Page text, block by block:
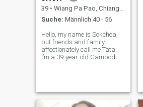
39 • Wiang Pa Pao, Chiang Rai, Thailand
Suche: Männlich 40 - 56
Hello, my name is Sokchea,
but friends and family
affectionately call me Tata.
I’m a 39-year-old Cambodian
have two wonderful children
— one son and